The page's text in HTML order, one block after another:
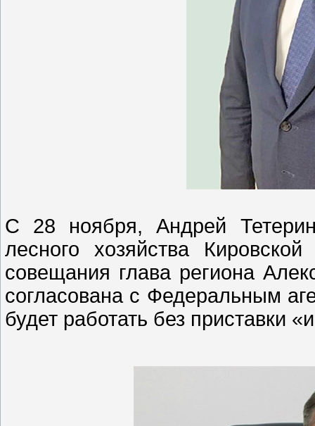
С 28 ноября, Андрей
лесного хозяйства
совещания глава региона
согласована с Федеральным
будет работать без приставки